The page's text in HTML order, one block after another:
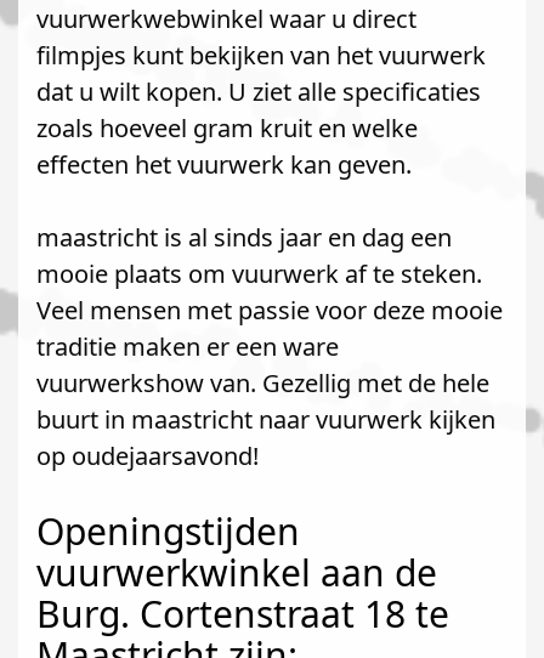
vuurwerkwebwinkel waar u direct
filmpjes kunt bekijken van het vuurwerk
dat u wilt kopen. U ziet alle specificaties
zoals hoeveel gram kruit en welke
effecten het vuurwerk kan geven.
maastricht is al sinds jaar en dag een
mooie plaats om vuurwerk af te steken.
Veel mensen met passie voor deze mooie
traditie maken er een ware
vuurwerkshow van. Gezellig met de hele
buurt in maastricht naar vuurwerk kijken
op oudejaarsavond!
Openingstijden
vuurwerkwinkel aan de
Burg. Cortenstraat 18 te